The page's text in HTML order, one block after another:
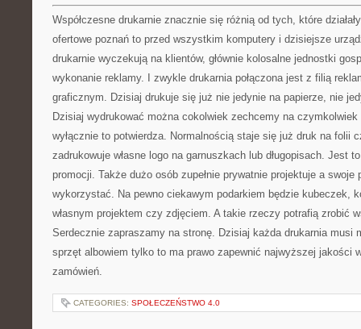
Współczesne drukarnie znacznie się różnią od tych, które
ofertowe poznań to przed wszystkim komputery i dzisiejsze
drukarnie wyczekują na klientów, głównie kolosalne jednostki
wykonanie reklamy. I zwykle drukarnia połączona jest z filią
graficznym. Dzisiaj drukuje się już nie jedynie na papierze, nie
Dzisiaj wydrukować można cokolwiek zechcemy na
wyłącznie to potwierdza. Normalnością staje się już druk na folii
zadrukowuje własne logo na garnuszkach lub długopisach. Jest
promocji. Także dużo osób zupełnie prywatnie projektuje a swoje
wykorzystać. Na pewno ciekawym podarkiem będzie kubeczek,
własnym projektem czy zdjęciem. A takie rzeczy potrafią zrobić
Serdecznie zapraszamy na stronę. Dzisiaj każda drukarnia musi
sprzęt albowiem tylko to ma prawo zapewnić najwyższej jakości
zamówień.
CATEGORIES: SPOŁECZEŃSTWO 4.0